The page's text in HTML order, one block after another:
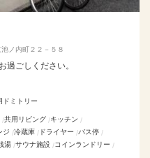
ノ内町２２－５８
過ごしください。
ドミトリー
共用リビング
キッチン
ジ 冷蔵庫 ドライヤー
バス停
湯 サウナ施設
コインランドリー